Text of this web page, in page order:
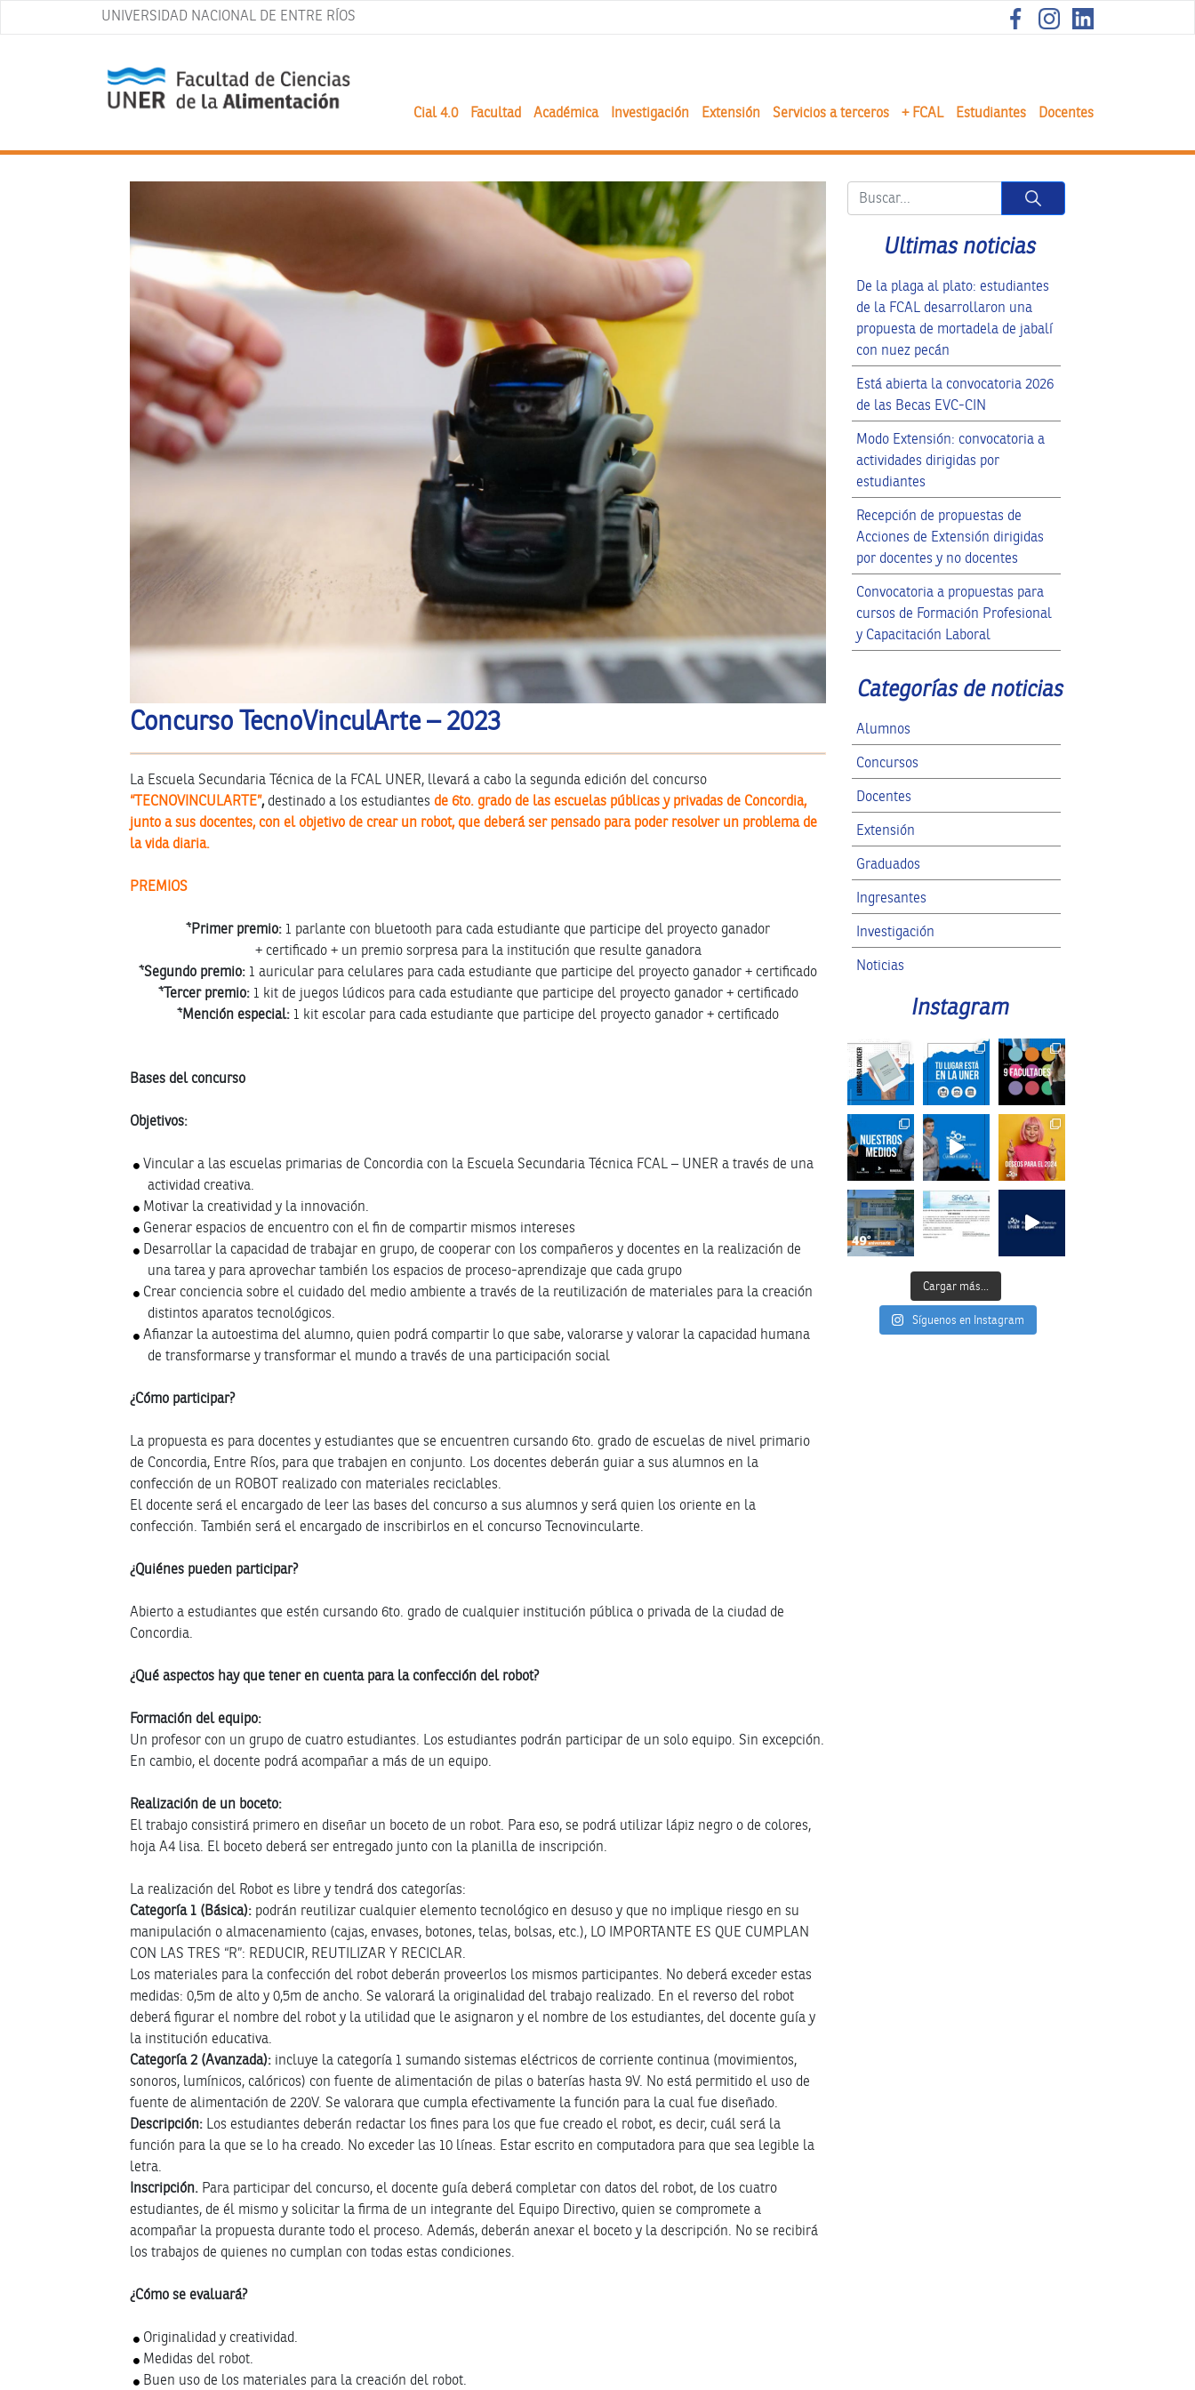
UNIVERSIDAD NACIONAL DE ENTRE RÍOS
Cial 4.0 Facultad Académica Investigación Extensión Servicios a terceros + FCAL Estudiantes Docentes
Concurso TecnoVinculArte – 2023
La Escuela Secundaria Técnica de la FCAL UNER, llevará a cabo la segunda edición del concurso
“TECNOVINCULARTE”, destinado a los estudiantesde 6to. grado de las escuelas públicas y privadas de Concordia,
junto a sus docentes, con el objetivo de crear un robot, que deberá ser pensado para poder resolver un problema de
la vida diaria.
PREMIOS
*Primer premio: 1 parlante con bluetooth para cada estudiante que participe del proyecto ganador
+ certificado + un premio sorpresa para la institución que resulte ganadora
*Segundo premio: 1 auricular para celulares para cada estudiante que participe del proyecto ganador + certificado
*Tercer premio:1 kit de juegos lúdicos para cada estudiante que participe del proyecto ganador + certificado
*Mención especial: 1 kit escolar para cada estudiante que participe del proyecto ganador + certificado
Bases del concurso
Objetivos:
Vincular a las escuelas primarias de Concordia con la Escuela Secundaria Técnica FCAL – UNER a través de una
actividad creativa.
Motivar la creatividad y la innovación.
Generar espacios de encuentro con el fin de compartir mismos intereses
Desarrollar la capacidad de trabajar en grupo, de cooperar con los compañeros y docentes en la realización de
una tarea y para aprovechar también los espacios de proceso-aprendizaje que cada grupo
Crear conciencia sobre el cuidado del medio ambiente a través de la reutilización de materiales para la creación
distintos aparatos tecnológicos.
Afianzar la autoestima del alumno, quien podrá compartir lo que sabe, valorarse y valorar la capacidad humana
de transformarse y transformar el mundo a través de una participación social
¿Cómo participar?
La propuesta es para docentes y estudiantes que se encuentren cursando 6to. grado de escuelas de nivel primario
de Concordia, Entre Ríos, para que trabajen en conjunto. Los docentes deberán guiar a sus alumnos en la
confección de un ROBOT realizado con materiales reciclables.
El docente será el encargado de leer las bases del concurso a sus alumnos y será quien los oriente en la
confección. También será el encargado de inscribirlos en el concurso Tecnovincularte.
¿Quiénes pueden participar?
Abierto a estudiantes que estén cursando 6to. grado de cualquier institución pública o privada de la ciudad de
Concordia.
¿Qué aspectos hay que tener en cuenta para la confección del robot?
Formación del equipo:
Un profesor con un grupo de cuatro estudiantes. Los estudiantes podrán participar de un solo equipo. Sin excepción.
En cambio, el docente podrá acompañar a más de un equipo.
Realización de un boceto:
El trabajo consistirá primero en diseñar un boceto de un robot. Para eso, se podrá utilizar lápiz negro o de colores,
hoja A4 lisa. El boceto deberá ser entregado junto con la planilla de inscripción.
La realización del Robot es libre y tendrá dos categorías:
Categoría 1 (Básica): podrán reutilizar cualquier elemento tecnológico en desuso y que no implique riesgo en su
manipulación o almacenamiento (cajas, envases, botones, telas, bolsas, etc.), LO IMPORTANTE ES QUE CUMPLAN
CON LAS TRES “R”: REDUCIR, REUTILIZAR Y RECICLAR.
Los materiales para la confección del robot deberán proveerlos los mismos participantes. No deberá exceder estas
medidas: 0,5m de alto y 0,5m de ancho. Se valorará la originalidad del trabajo realizado. En el reverso del robot
deberá figurar el nombre del robot y la utilidad que le asignaron y el nombre de los estudiantes, del docente guía y
la institución educativa.
Categoría 2 (Avanzada): incluye la categoría 1 sumando sistemas eléctricos de corriente continua (movimientos,
sonoros, lumínicos, calóricos) con fuente de alimentación de pilas o baterías hasta 9V. No está permitido el uso de
fuente de alimentación de 220V. Se valorara que cumpla efectivamente la función para la cual fue diseñado.
Descripción: Los estudiantes deberán redactar los fines para los que fue creado el robot, es decir, cuál será la
función para la que se lo ha creado. No exceder las 10 líneas. Estar escrito en computadora para que sea legible la
letra.
Inscripción. Para participar del concurso, el docente guía deberá completar con datos del robot, de los cuatro
estudiantes, de él mismo y solicitar la firma de un integrante del Equipo Directivo, quien se compromete a
acompañar la propuesta durante todo el proceso. Además, deberán anexar el boceto y la descripción. No se recibirá
los trabajos de quienes no cumplan con todas estas condiciones.
¿Cómo se evaluará?
Originalidad y creatividad.
Medidas del robot.
Buen uso de los materiales para la creación del robot.
Button
Ultimas noticias
De la plaga al plato: estudiantes
de la FCAL desarrollaron una
propuesta de mortadela de jabalí
con nuez pecán
Está abierta la convocatoria 2026
de las Becas EVC-CIN
Modo Extensión: convocatoria a
actividades dirigidas por
estudiantes
Recepción de propuestas de
Acciones de Extensión dirigidas
por docentes y no docentes
Convocatoria a propuestas para
cursos de Formación Profesional
y Capacitación Laboral
Categorías de noticias
Alumnos
Concursos
Docentes
Extensión
Graduados
Ingresantes
Investigación
Noticias
Instagram
Cargar más...
Síguenos en Instagram